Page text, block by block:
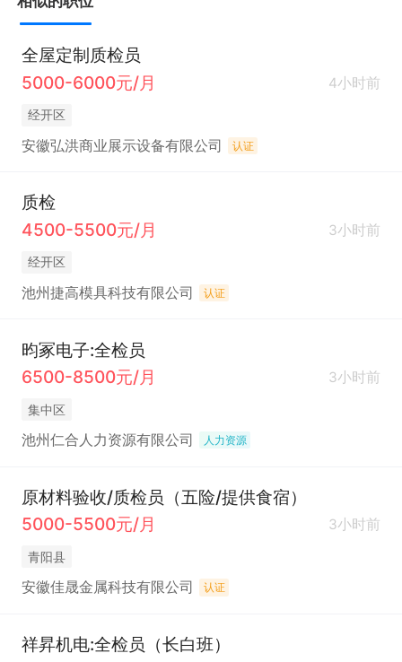
全屋定制质检员
5000-6000元/月
4小时前
经开区
安徽弘洪商业展示设备有限公司 认证
质检
4500-5500元/月
3小时前
经开区
池州捷高模具科技有限公司 认证
昀冢电子:全检员
6500-8500元/月
3小时前
集中区
池州仁合人力资源有限公司 人力资源
原材料验收/质检员（五险/提供食宿）
5000-5500元/月
3小时前
青阳县
安徽佳晟金属科技有限公司 认证
祥昇机电:全检员（长白班）